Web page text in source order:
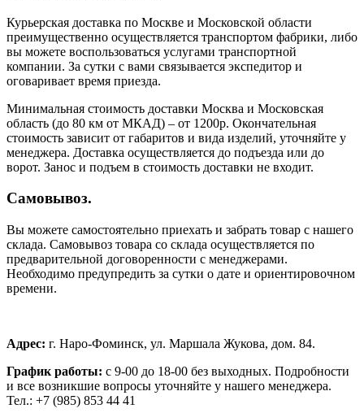
Курьерская доставка по Москве и Московской области
преимущественно осуществляется транспортом фабрики, либо
вы можете воспользоваться услугами транспортной
компании. За сутки с вами связывается экспедитор и
оговаривает время приезда.
Минимальная стоимость доставки Москва и Московская
область (до 80 км от МКАД) – от 1200р. Окончательная
стоимость зависит от габаритов и вида изделий, уточняйте у
менеджера. Доставка осуществляется до подъезда или до
ворот. Занос и подъем в стоимость доставки не входит.
Самовывоз.
Вы можете самостоятельно приехать и забрать товар с нашего
склада. Самовывоз товара со склада осуществляется по
предварительной договоренности с менеджерами.
Необходимо предупредить за сутки о дате и ориентировочном
времени.
Адрес: г. Наро-Фоминск, ул. Маршала Жукова, дом. 84.
График работы: с 9-00 до 18-00 без выходных. Подробности
и все возникшие вопросы уточняйте у нашего менеджера.
Тел.: +7 (985) 853 44 41